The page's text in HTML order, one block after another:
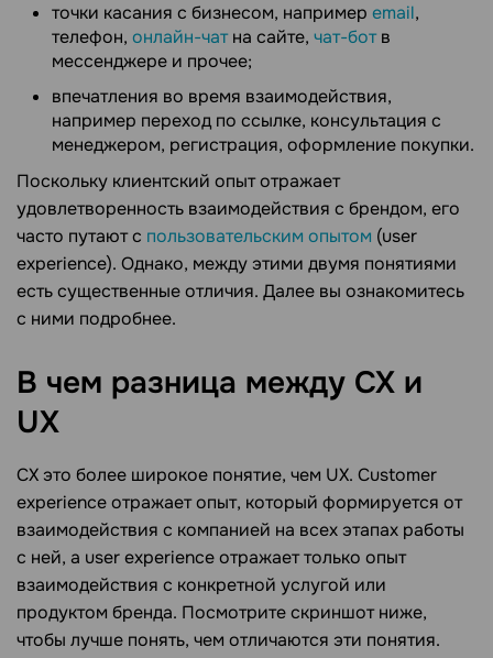
точки касания с бизнесом, например email,
телефон, онлайн-чатна сайте, чат-ботв
мессенджере и прочее;
впечатления во время взаимодействия,
например переход по ссылке, консультация с
менеджером, регистрация, оформление покупки.
Поскольку клиентский опыт отражает
удовлетворенность взаимодействия с брендом, его
часто путают с пользовательским опытом (user
experience). Однако, между этими двумя понятиями
есть существенные отличия. Далее вы ознакомитесь
с ними подробнее.
В чем разница между CX и
UX
CX это более широкое понятие, чем UX. Customer
experience отражает опыт, который формируется от
взаимодействия с компанией на всех этапах работы
с ней, а user experience отражает только опыт
взаимодействия с конкретной услугой или
продуктом бренда. Посмотрите скриншот ниже,
чтобы лучше понять, чем отличаются эти понятия.